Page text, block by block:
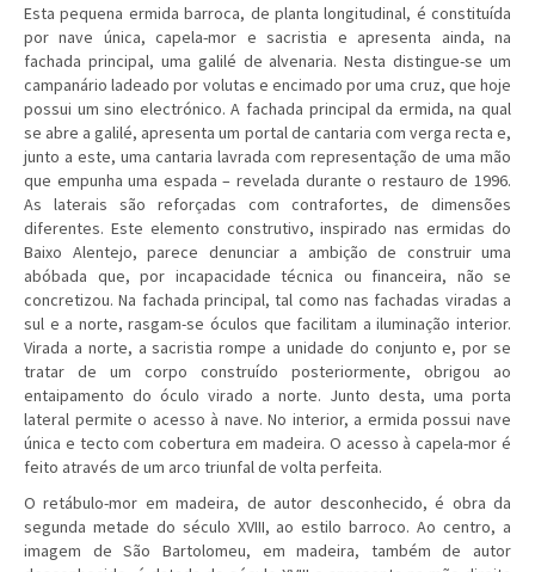
Esta pequena ermida barroca, de planta longitudinal, é constituída
por nave única, capela-mor e sacristia e apresenta ainda, na
fachada principal, uma galilé de alvenaria. Nesta distingue-se um
campanário ladeado por volutas e encimado por uma cruz, que hoje
possui um sino electrónico. A fachada principal da ermida, na qual
se abre a galilé, apresenta um portal de cantaria com verga recta e,
junto a este, uma cantaria lavrada com representação de uma mão
que empunha uma espada – revelada durante o restauro de 1996.
As laterais são reforçadas com contrafortes, de dimensões
diferentes. Este elemento construtivo, inspirado nas ermidas do
Baixo Alentejo, parece denunciar a ambição de construir uma
abóbada que, por incapacidade técnica ou financeira, não se
concretizou. Na fachada principal, tal como nas fachadas viradas a
sul e a norte, rasgam-se óculos que facilitam a iluminação interior.
Virada a norte, a sacristia rompe a unidade do conjunto e, por se
tratar de um corpo construído posteriormente, obrigou ao
entaipamento do óculo virado a norte. Junto desta, uma porta
lateral permite o acesso à nave. No interior, a ermida possui nave
única e tecto com cobertura em madeira. O acesso à capela-mor é
feito através de um arco triunfal de volta perfeita.
O retábulo-mor em madeira, de autor desconhecido, é obra da
segunda metade do século XVIII, ao estilo barroco. Ao centro, a
imagem de São Bartolomeu, em madeira, também de autor